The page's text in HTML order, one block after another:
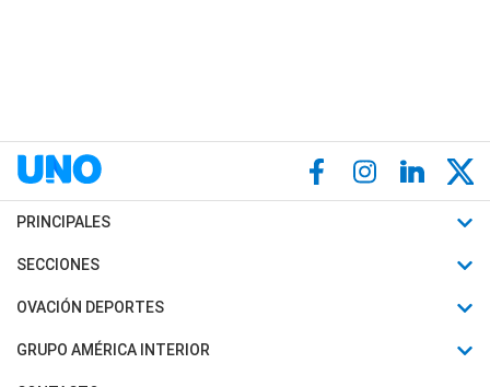
PRINCIPALES
Últimas Noticias
Política
SECCIONES
Horóscopo
Motores
OVACIÓN DEPORTES
Fútbol
GRUPO AMÉRICA INTERIOR